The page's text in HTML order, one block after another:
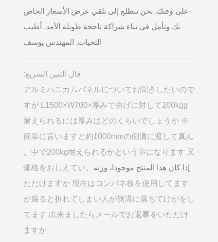
على وقتك. نحن نتطلع إلى تلقي عرض الأسعار الخاص
بك ونأمل في بناء شراكة ناجحة طويلة الأمد. أطيب
التحيات, المهندس يوسف
قال التنين السريع:
アルミハニカムパネルについてお聞きしたいので
すが L1500×W700×厚みで曲げに対して200kgg
耐えられるには厚みはどのくらいでしょうか ※
簡単に言いますと約1000mmの側溝に渡して真ん
中で200kg耐えられるかという事になります 又
إذا كان هذا المنتج موجودا، وزنه、 価格をおしえてい
ただけますか 現在はコンパネ板を使用してます
が腐ると折れてしまい人が側溝に落ちてけがをし
てます 出来ましたらメールでお返事をいただけ
ますか